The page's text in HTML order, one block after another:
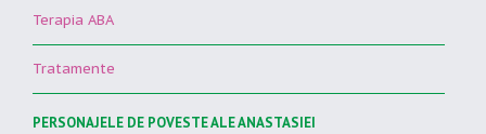
Terapia ABA
Tratamente
PERSONAJELE DE POVESTE ALE ANASTASIEI